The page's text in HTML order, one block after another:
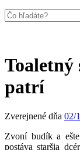
patrí
Zverejnené dňa 02/
Zvoní budík a
postáva staršia